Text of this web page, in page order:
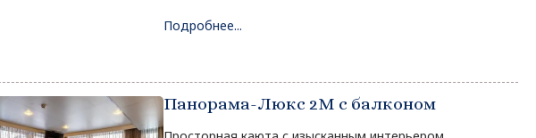
Подробнее...
Панорама-Люкс 2M с балконом